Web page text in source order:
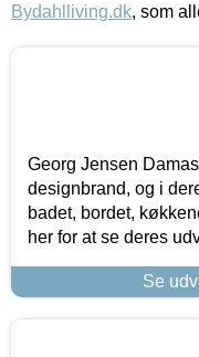
Bydahlliving.dk, som
Georg Jensen
designbrand, og i
badet, bordet,
her for at se deres
Se